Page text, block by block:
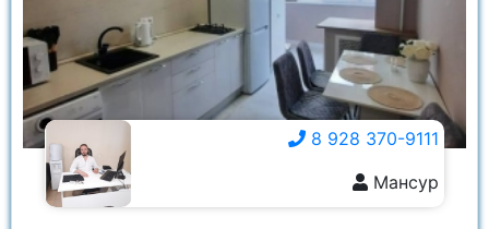
8 928 370-9111
Мансур
8 928 370-9111